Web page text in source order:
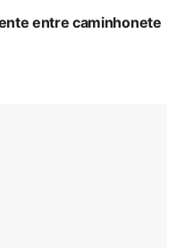
entre caminhonete